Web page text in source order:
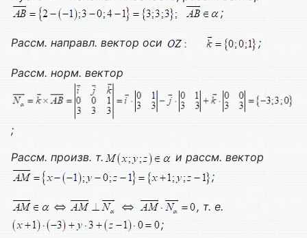
;
Рассм. направл. вектор оси ;
Рассм. норм. вектор
;
Рассм. произв. т.
и рассм. вектор
;
, т. е.
;